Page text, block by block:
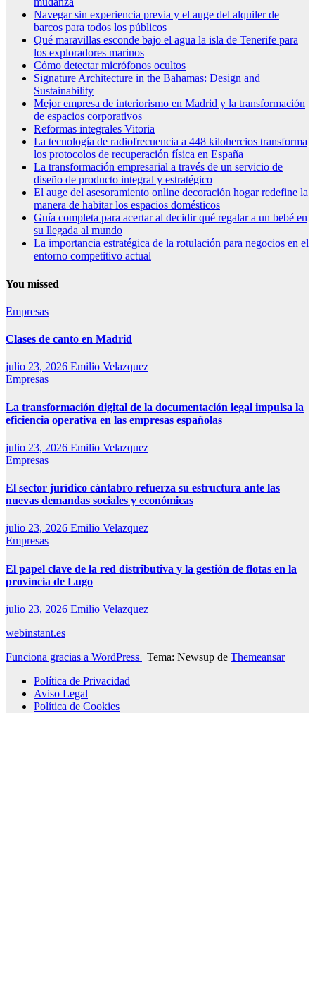
Navegar sin experiencia previa y el auge del alquiler de
barcos para todos los públicos
Qué maravillas esconde bajo el agua la isla de Tenerife para
los exploradores marinos
Cómo detectar micrófonos ocultos
Signature Architecture in the Bahamas: Design and
Sustainability
Mejor empresa de interiorismo en Madrid y la transformación
de espacios corporativos
Reformas integrales Vitoria
La tecnología de radiofrecuencia a 448 kilohercios transforma
los protocolos de recuperación física en España
La transformación empresarial a través de un servicio de
diseño de producto integral y estratégico
El auge del asesoramiento online decoración hogar redefine la
manera de habitar los espacios domésticos
Guía completa para acertar al decidir qué regalar a un bebé en
su llegada al mundo
La importancia estratégica de la rotulación para negocios en el
entorno competitivo actual
You missed
Empresas
Clases de canto en Madrid
julio 23, 2026 Emilio Velazquez
Empresas
La transformación digital de la documentación legal impulsa la
eficiencia operativa en las empresas españolas
julio 23, 2026 Emilio Velazquez
Empresas
El sector jurídico cántabro refuerza su estructura ante las
nuevas demandas sociales y económicas
julio 23, 2026 Emilio Velazquez
Empresas
El papel clave de la red distributiva y la gestión de flotas en la
provincia de Lugo
julio 23, 2026 Emilio Velazquez
webinstant.es
Funciona gracias a WordPress | Tema: Newsup de Themeansar
Política de Privacidad
Aviso Legal
Política de Cookies